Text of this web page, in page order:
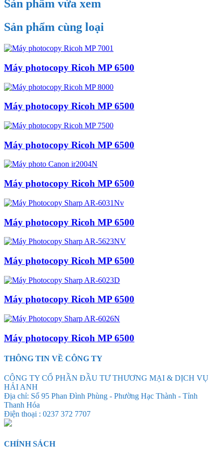
Sản phẩm vừa xem
Sản phẩm cùng loại
Máy photocopy Ricoh MP 6500
Máy photocopy Ricoh MP 6500
Máy photocopy Ricoh MP 6500
Máy photocopy Ricoh MP 6500
Máy photocopy Ricoh MP 6500
Máy photocopy Ricoh MP 6500
Máy photocopy Ricoh MP 6500
Máy photocopy Ricoh MP 6500
THÔNG TIN VỀ CÔNG TY
CÔNG TY CỔ PHẦN ĐẦU TƯ THƯƠNG MẠI & DỊCH VỤ
HẢI ANH
Địa chỉ: Số 95 Phan Đình Phùng - Phường Hạc Thành - Tỉnh
Thanh Hóa
Điện thoại : 0237 372 7707
CHÍNH SÁCH